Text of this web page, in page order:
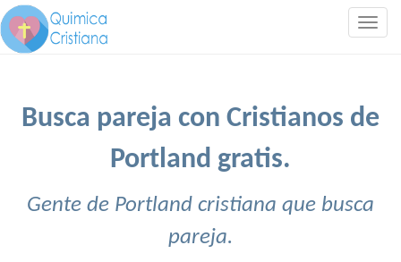
Busca pareja con Cristianos de
Portland gratis.
Gente de Portland cristiana que busca
pareja.